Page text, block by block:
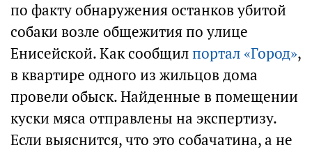
по факту обнаружения останков убитой
собаки возле общежития по улице
Енисейской. Как сообщилпортал «Город»,
в квартире одного из жильцов дома
провели обыск. Найденные в помещении
куски мяса отправлены на экспертизу.
Если выяснится, что это собачатина, а не